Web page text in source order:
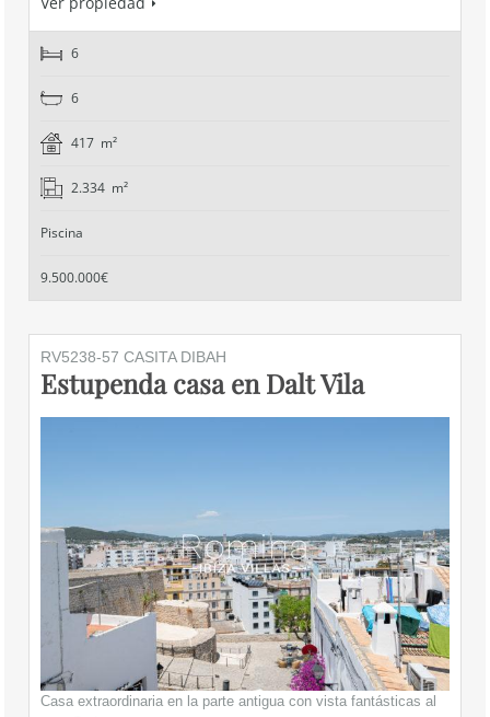
6
6
417 m²
2.334 m²
Piscina
9.500.000€
RV5238-57 CASITA DIBAH
Estupenda casa en Dalt Vila
Casa extraordinaria en la parte antigua con vista fantásticas al